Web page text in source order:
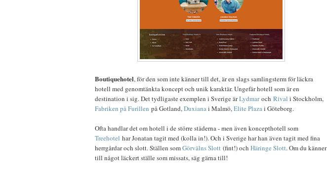
Boutiquehotel, för den som inte känner till det, är en slags samlingsterm för läckra
hotell med genomtänkta koncept och unik karaktär. Ungefär hotell som är en
destination i sig. Det tydligaste exemplen i Sverige ärLydmaroch Rival i Stockholm,
Fabriken på Furillen på Gotland,Duxianai Malmö,Elite Plazai Göteborg.
Ofta handlar det om hotell i de större städerna - men även koncepthotell som
Treehotel har Jonatan tagit med (kolla in!). Och i Sverige har han även tagit med fina
herrgårdar och slott. Ställen somGörvälns Slott (fint!) och Häringe Slott. Om du känner
till något läckert ställe som missats, säg gärna till!